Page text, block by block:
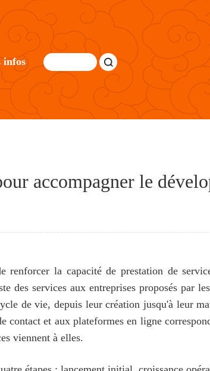
infos
accompagner le
renforcer la capacité de prestation de
des services aux entreprises proposés par
de vie, depuis leur création jusqu'à leur
et aux plateformes en ligne
viennent à elles.